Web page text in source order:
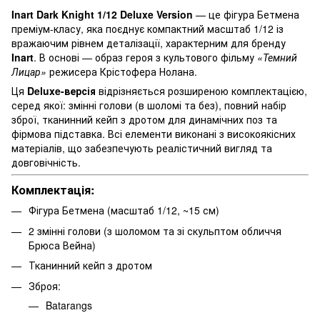
Inart Dark Knight 1/12 Deluxe Version — це фігура Бетмена
преміум-класу, яка поєднує компактний масштаб 1/12 із
вражаючим рівнем деталізації, характерним для бренду
Inart. В основі — образ героя з культового фільму «Темний
Лицар» режисера Крістофера Нолана.
Ця Deluxe-версія відрізняється розширеною комплектацією,
серед якої: змінні голови (в шоломі та без), повний набір
зброї, тканинний кейп з дротом для динамічних поз та
фірмова підставка. Всі елементи виконані з високоякісних
матеріалів, що забезпечують реалістичний вигляд та
довговічність.
Комплектація:
Фігура Бетмена (масштаб 1/12, ~15 см)
2 змінні голови (з шоломом та зі скульптом обличчя
Брюса Вейна)
Тканинний кейп з дротом
Зброя:
Batarangs